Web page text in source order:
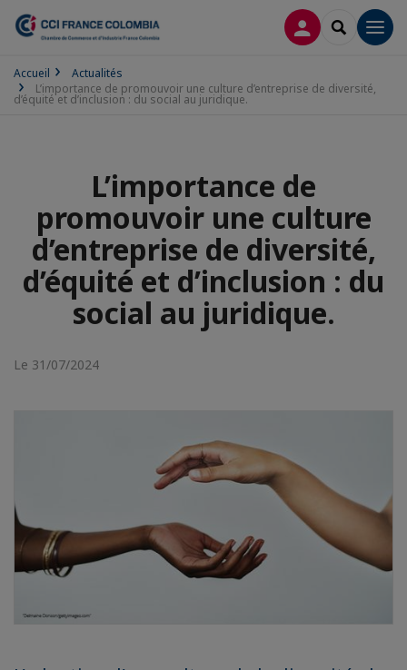
CONNEXION
Accueil
Actualités
L’importance de promouvoir une culture d’entreprise de diversité,
d’équité et d’inclusion : du social au juridique.
L’importance de
promouvoir une culture
d’entreprise de diversité,
d’équité et d’inclusion : du
social au juridique.
Le 31/07/2024